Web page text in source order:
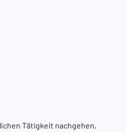
Tätigkeit nachgehen,